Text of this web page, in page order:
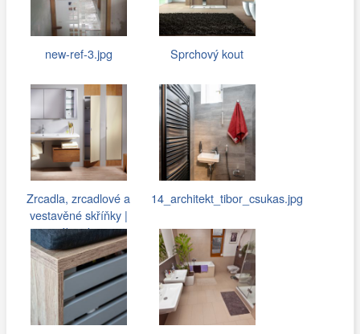
new-ref-3.jpg Sprchový kout
Zrcadla, zrcadlové a
vestavěné skříňky |
nábytek…
14_architekt_tibor_csukas.jpg